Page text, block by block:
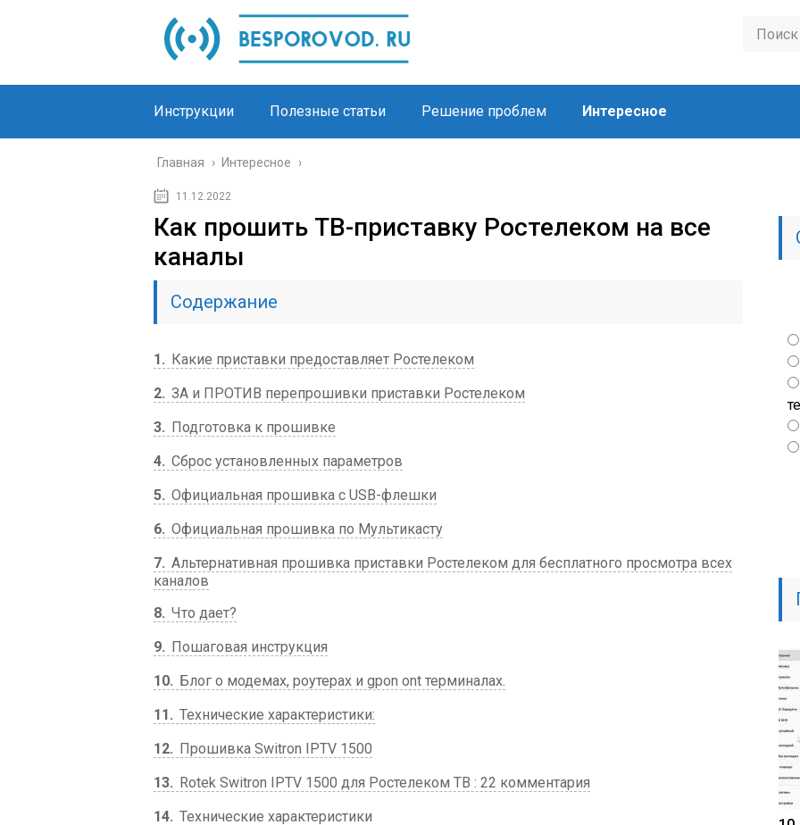
Инструкции Полезные статьи Решение проблем Интересное
Главная › Интересное ›
11.12.2022
Как прошить ТВ-приставку Ростелеком на все
каналы
Содержание
1
Какие приставки предоставляет Ростелеком
2 ЗА и ПРОТИВ перепрошивки приставки Ростелеком
3
Подготовка к прошивке
4 Сброс установленных параметров
5 Официальная прошивка с USB-флешки
6 Официальная прошивка по Мультикасту
7 Альтернативная прошивка приставки Ростелеком для бесплатного просмотра всех
каналов
8 Что дает?
9
Пошаговая инструкция
10
Блог о модемах, роутерах и gpon ont терминалах.
11
Технические характеристики:
12
Прошивка Switron IPTV 1500
13
Rotek Switron IPTV 1500 для Ростелеком ТВ : 22 комментария
14 Технические характеристики